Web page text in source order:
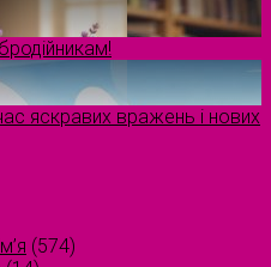
яскравих вражень і нових
(574)